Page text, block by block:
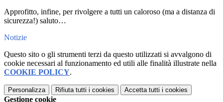
Approfitto, infine, per rivolgere a tutti un caloroso (ma a distanza di
sicurezza!) saluto…
Notizie
Questo sito o gli strumenti terzi da questo utilizzati si avvalgono di
cookie necessari al funzionamento ed utili alle finalità illustrate nella
COOKIE POLICY.
Personalizza Rifiuta tutti i cookies Accetta tutti i cookies
Gestione cookie